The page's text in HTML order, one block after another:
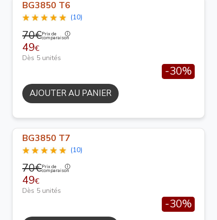
BG3850 T6
(10)
70€Prix de
comparaison
49€
Dès 5 unités
-30%
AJOUTER AU PANIER
BG3850 T7
(10)
70€Prix de
comparaison
49€
Dès 5 unités
-30%